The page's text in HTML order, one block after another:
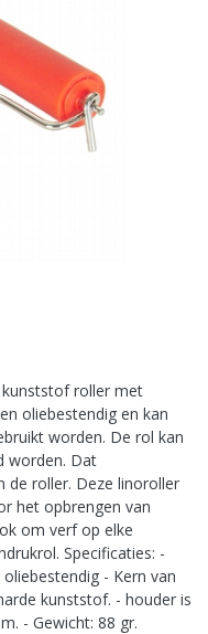
roller met
oliebestendig en kan
worden. De rol kan
worden. Dat
de roller. Deze linoroller
het opbrengen van
om verf op elke
Specificaties: -
- Kern van
kunststof. - houder is
- Gewicht: 88 gr.